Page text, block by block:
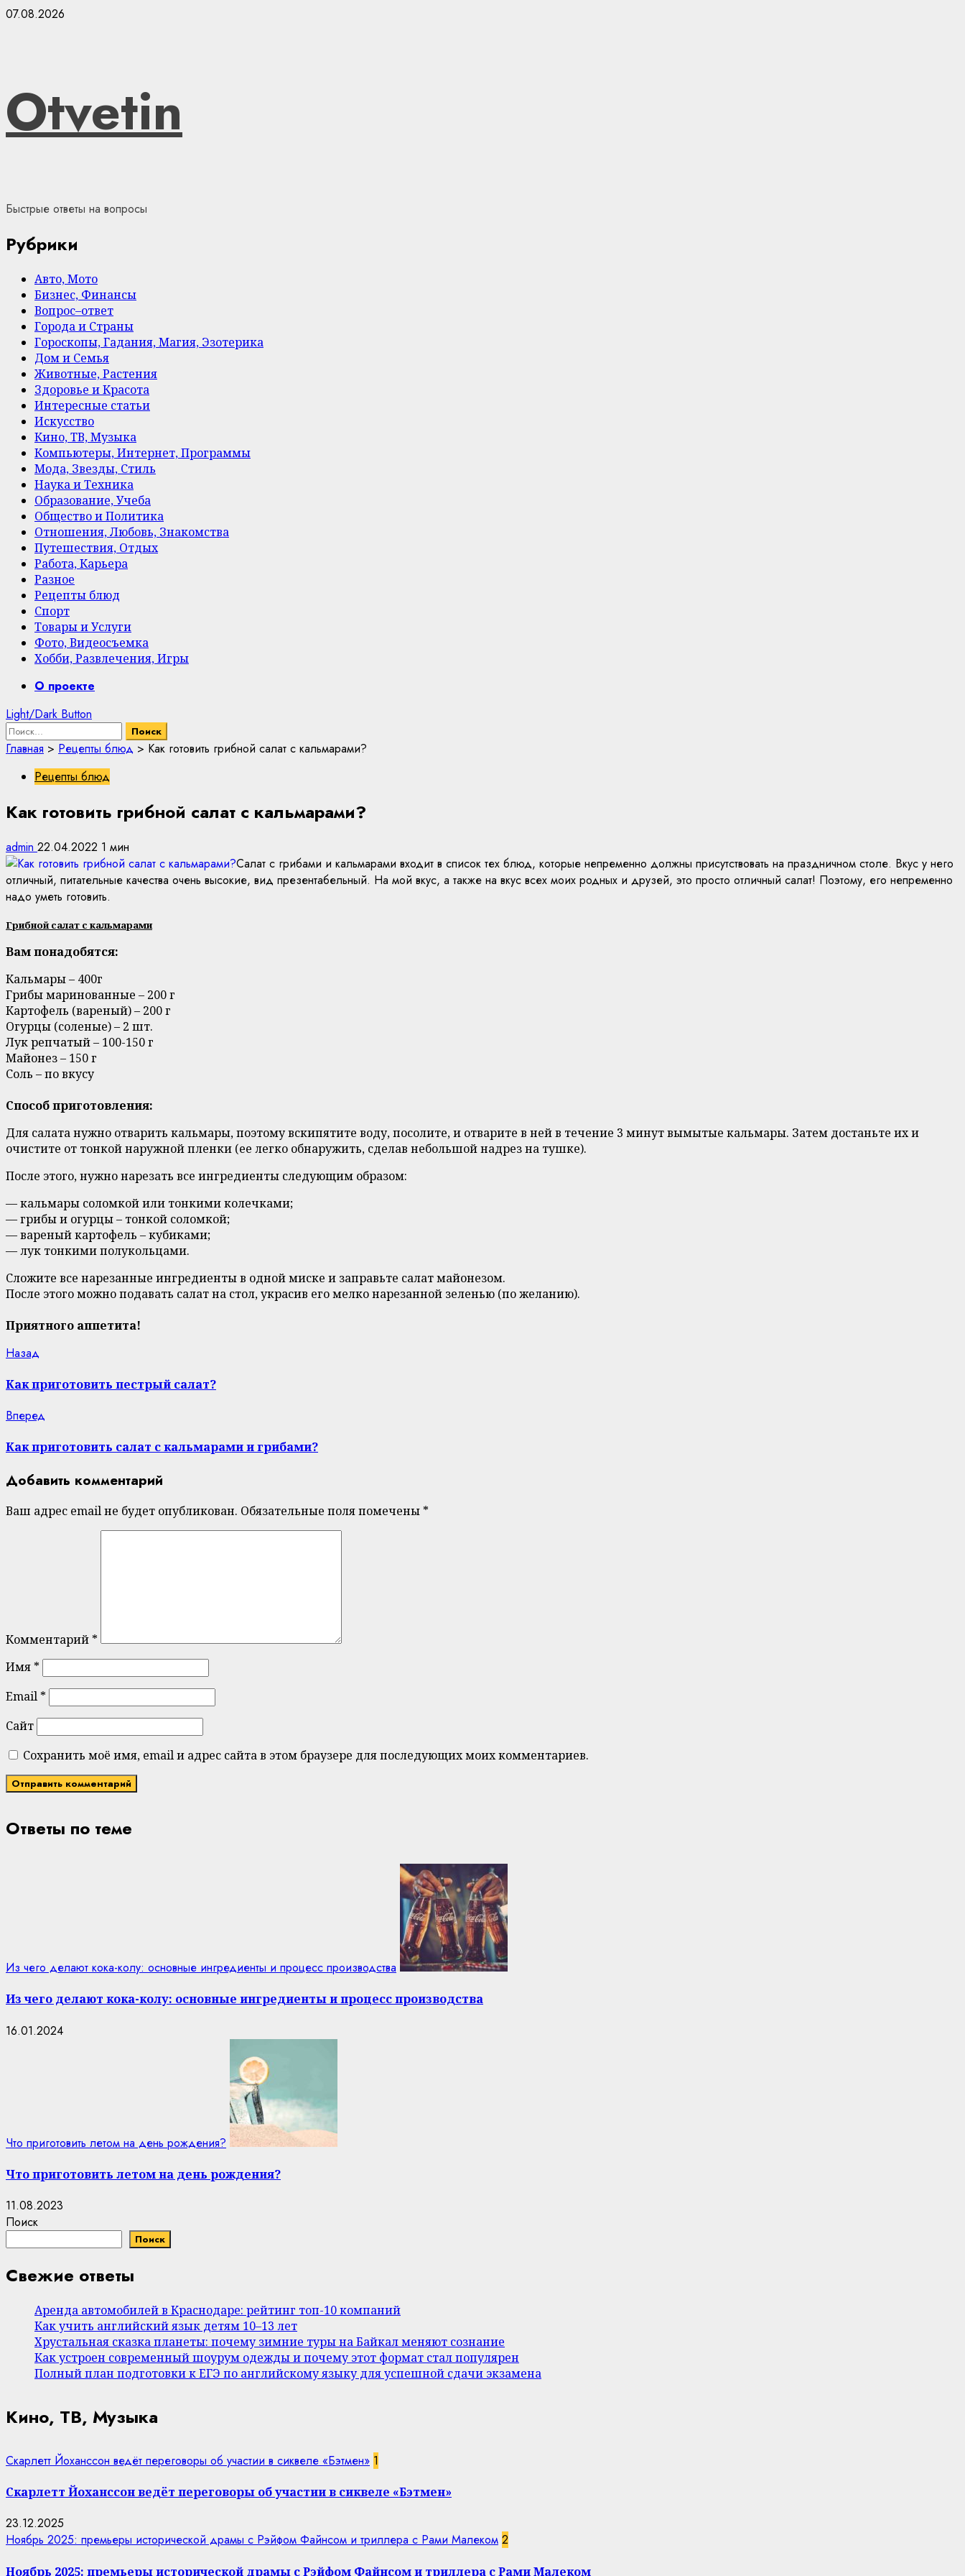
Skip
07.08.2026
Otvetin
Быстрые ответы на вопросы
Рубрики
Авто, Мото
Бизнес, Финансы
Вопрос–ответ
Города и Страны
Гороскопы, Гадания, Магия, Эзотерика
Дом и Семья
Животные, Растения
Здоровье и Красота
Интересные статьи
Искусство
Кино, ТВ, Музыка
Компьютеры, Интернет, Программы
Мода, Звезды, Стиль
Наука и Техника
Образование, Учеба
Общество и Политика
Отношения, Любовь, Знакомства
Путешествия, Отдых
Работа, Карьера
Разное
Рецепты блюд
Спорт
Товары и Услуги
Фото, Видеосъемка
Хобби, Развлечения, Игры
PrimaryО проекте
Light/Dark Button
Найти:
Главная > Рецепты блюд > Как готовить грибной салат с кальмарами?
Рецепты блюд
Как готовить грибной салат с кальмарами?
admin 22.04.2022 1 мин
Салат с грибами и кальмарами входит в список тех блюд, которые непременно должны присутствовать на праздничном столе. Вкус у него
отличный, питательные качества очень высокие, вид презентабельный. На мой вкус, а также на вкус всех моих родных и друзей, это просто отличный салат! Поэтому, его непременно
надо уметь готовить.
Грибной салат с кальмарами
Вам понадобятся:
Кальмары – 400г
Грибы маринованные – 200 г
Картофель (вареный) – 200 г
Огурцы (соленые) – 2 шт.
Лук репчатый – 100-150 г
Майонез – 150 г
Соль – по вкусу
Способ приготовления:
Для салата нужно отварить кальмары, поэтому вскипятите воду, посолите, и отварите в ней в течение 3 минут вымытые кальмары. Затем достаньте их и
очистите от тонкой наружной пленки (ее легко обнаружить, сделав небольшой надрез на тушке).
После этого, нужно нарезать все ингредиенты следующим образом:
— кальмары соломкой или тонкими колечками;
— грибы и огурцы – тонкой соломкой;
— вареный картофель – кубиками;
— лук тонкими полукольцами.
Сложите все нарезанные ингредиенты в одной миске и заправьте салат майонезом.
После этого можно подавать салат на стол, украсив его мелко нарезанной зеленью (по желанию).
Приятного аппетита!
Continue
Reading
Назад
Как приготовить пестрый салат?
Вперед
Как приготовить салат с кальмарами и грибами?
Добавить комментарий
Ваш адрес email не будет опубликован. Обязательные поля помечены *
Комментарий *
Имя *
Email *
Сайт
Сохранить моё имя, email и адрес сайта в этом браузере для последующих моих комментариев.
Ответы по теме
Из чего делают кока-колу: основные ингредиенты и процесс производства
Из чего делают кока-колу: основные ингредиенты и процесс производства
16.01.2024
Что приготовить летом на день рождения?
Что приготовить летом на день рождения?
11.08.2023
Поиск
Поиск
Свежие ответы
Аренда автомобилей в Краснодаре: рейтинг топ-10 компаний
Как учить английский язык детям 10–13 лет
Хрустальная сказка планеты: почему зимние туры на Байкал меняют сознание
Как устроен современный шоурум одежды и почему этот формат стал популярен
Полный план подготовки к ЕГЭ по английскому языку для успешной сдачи экзамена
Кино, ТВ, Музыка
Скарлетт Йоханссон ведёт переговоры об участии в сиквеле «Бэтмен» 1
Скарлетт Йоханссон ведёт переговоры об участии в сиквеле «Бэтмен»
23.12.2025
Ноябрь 2025: премьеры исторической драмы с Рэйфом Файнсом и триллера с Рами Малеком 2
Ноябрь 2025: премьеры исторической драмы с Рэйфом Файнсом и триллера с Рами Малеком